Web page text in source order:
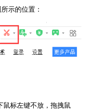
示的位置：
鼠标左键不放，拖拽鼠